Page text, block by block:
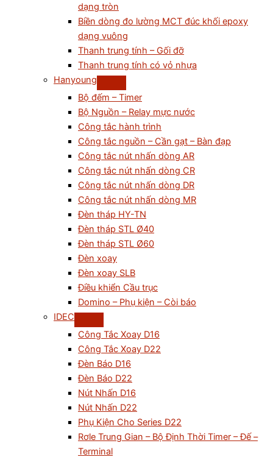
dạng tròn
Biền dòng đo lường MCT đúc khối epoxy
dạng vuông
Thanh trung tính – Gối đỡ
Thanh trung tính có vỏ nhựa
Hanyoung
Bộ đếm – Timer
Bộ Nguồn – Relay mực nước
Công tắc hành trình
Công tắc nguồn – Cần gạt – Bàn đạp
Công tắc nút nhấn dòng AR
Công tắc nút nhấn dòng CR
Công tắc nút nhấn dòng DR
Công tắc nút nhấn dòng MR
Đèn tháp HY-TN
Đèn tháp STL Ø40
Đèn tháp STL Ø60
Đèn xoay
Đèn xoay SLB
Điều khiển Cầu trục
Domino – Phụ kiện – Còi báo
IDEC
Công Tắc Xoay D16
Công Tắc Xoay D22
Đèn Báo D16
Đèn Báo D22
Nút Nhấn D16
Nút Nhấn D22
Phụ Kiện Cho Series D22
Rơle Trung Gian – Bộ Định Thời Timer – Đế –
Terminal